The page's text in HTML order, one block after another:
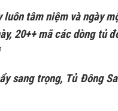
tâm niệm và ngày
20++ mã các dòng tủ
sang trọng, Tủ Đông